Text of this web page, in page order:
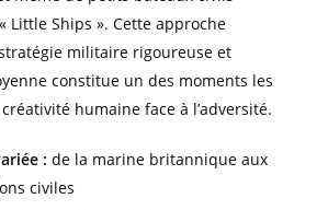
Little Ships ». Cette approche
militaire rigoureuse et
constitue un des moments les
humaine face à l’adversité.
: de la marine britannique aux
civiles